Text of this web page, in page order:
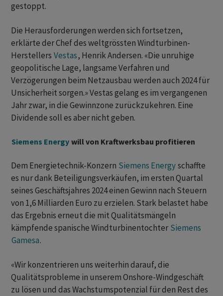
gestoppt.
Die Herausforderungen werden sich fortsetzen,
erklärte der Chef des weltgrössten Windturbinen-
Herstellers Vestas, Henrik Andersen. «Die unruhige
geopolitische Lage, langsame Verfahren und
Verzögerungen beim Netzausbau werden auch 2024 für
Unsicherheit sorgen.» Vestas gelang es im vergangenen
Jahr zwar, in die Gewinnzone zurückzukehren. Eine
Dividende soll es aber nicht geben.
Siemens Energy will von Kraftwerksbau profitieren
Dem Energietechnik-Konzern Siemens Energyschaffte
es nur dank Beteiligungsverkäufen, im ersten Quartal
seines Geschäftsjahres 2024 einen Gewinn nach Steuern
von 1,6 Milliarden Euro zu erzielen. Stark belastet habe
das Ergebnis erneut die mit Qualitätsmängeln
kämpfende spanische Windturbinentochter Siemens
Gamesa.
«Wir konzentrieren uns weiterhin darauf, die
Qualitätsprobleme in unserem Onshore-Windgeschäft
zu lösen und das Wachstumspotenzial für den Rest des